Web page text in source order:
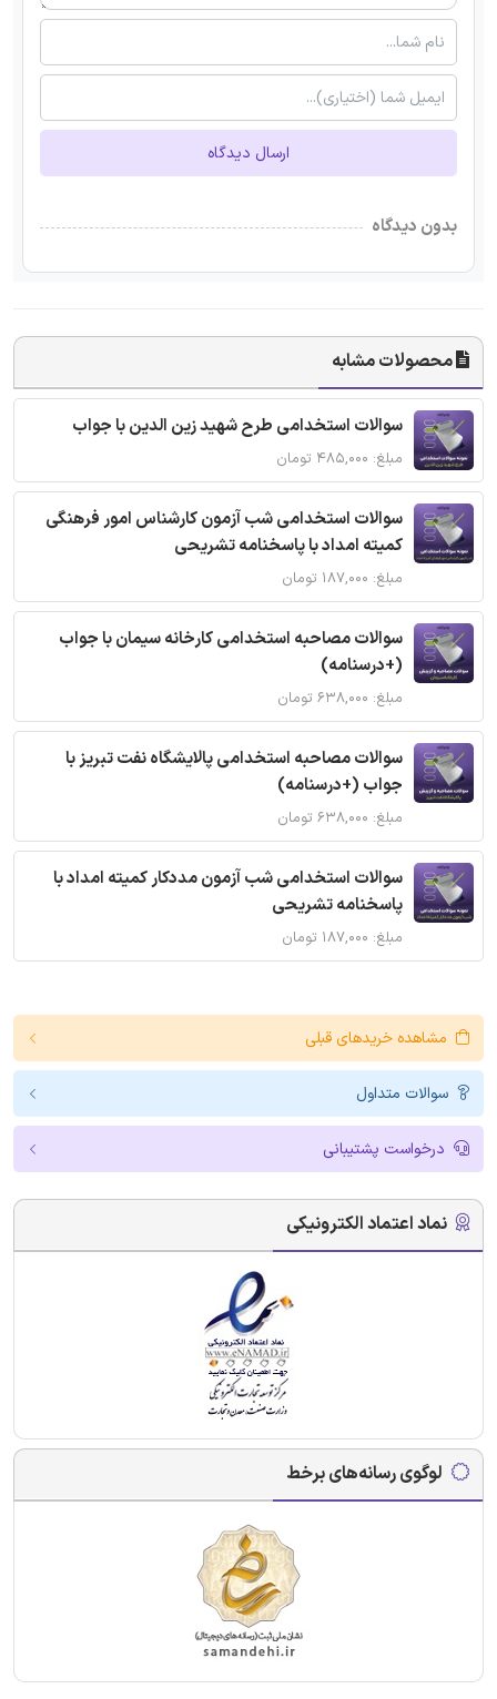
ارسال دیدگاه
بدون دیدگاه
محصولات مشابه
سوالات استخدامی طرح شهید زین الدین با جواب
مبلغ: ۴۸۵,۰۰۰ تومان
سوالات استخدامی شب آزمون کارشناس امور فرهنگی
کمیته امداد با پاسخنامه تشریحی
مبلغ: ۱۸۷,۰۰۰ تومان
سوالات مصاحبه استخدامی کارخانه سیمان با جواب
(+درسنامه)
مبلغ: ۶۳۸,۰۰۰ تومان
سوالات مصاحبه استخدامی پالایشگاه نفت تبریز با
جواب (+درسنامه)
مبلغ: ۶۳۸,۰۰۰ تومان
سوالات استخدامی شب آزمون مددکار کمیته امداد با
پاسخنامه تشریحی
مبلغ: ۱۸۷,۰۰۰ تومان
مشاهده خریدهای قبلی
سوالات متداول
درخواست پشتیبانی
نماد اعتماد الکترونیکی
لوگوی رسانه‌های برخط